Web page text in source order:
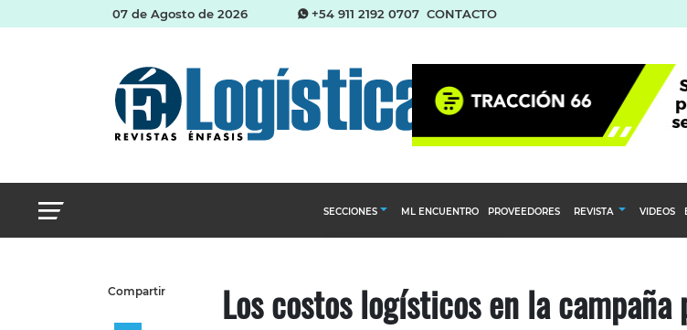
07 de Agosto de 2026 +54 911 2192 0707 CONTACTO
SECCIONES
Almacenes e inventarios
ML ENCUENTRO PROVEEDORES REVISTA VIDEOS
Compartir Los costos logísticos en la